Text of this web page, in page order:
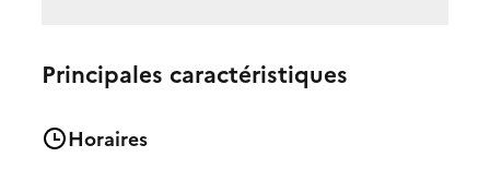
Principales caractéristiques
Horaires